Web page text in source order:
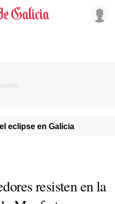
eclipse en Galicia
resisten en la